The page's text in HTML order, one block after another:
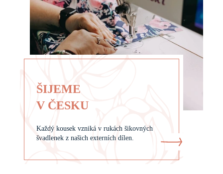
Y
ŠIJEME
V ČESKU
Každý kousek vzniká v rukách šikovných
švadlenek z našich externích dílen.